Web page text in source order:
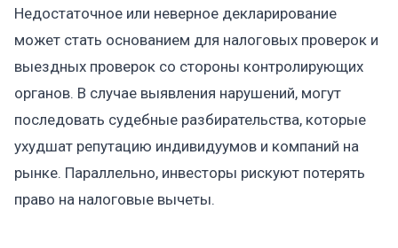
Недостаточное или неверное декларирование
может стать основанием для налоговых проверок и
выездных проверок со стороны контролирующих
органов. В случае выявления нарушений, могут
последовать судебные разбирательства, которые
ухудшат репутацию индивидуумов и компаний на
рынке. Параллельно, инвесторы рискуют потерять
право на налоговые вычеты.